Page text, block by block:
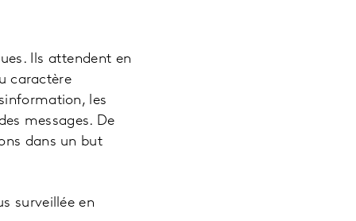
Ils attendent en
caractère
les
messages. De
dans un but
surveillée en